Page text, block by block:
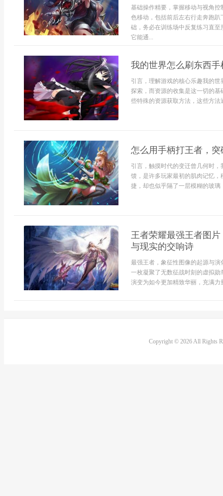
基础操作精要，掌握移动与视角
色移动，包括前后左右行走奔跑
础，务必在训练场中反复练习直
它能通...
我的世界怎么刷东西
引言，理解游戏的核心乐趣我的
探索，而资源的收集是这一切的
些特殊的资源获取方法，这些方法
怎么用手柄打王者，
引言，触摸时代的变迁曾几何时
馈，是许多玩家最初的肌肉记忆
捷，却也似乎隔了一层模糊的玻
王者荣耀最强王者图
与现实的交响诗
最强王者，象征性图像的起源与
一枚凝聚了无数征战时刻的虚拟
演变为如今更加精致华丽，充满力
Copyright © 2026 All Rights